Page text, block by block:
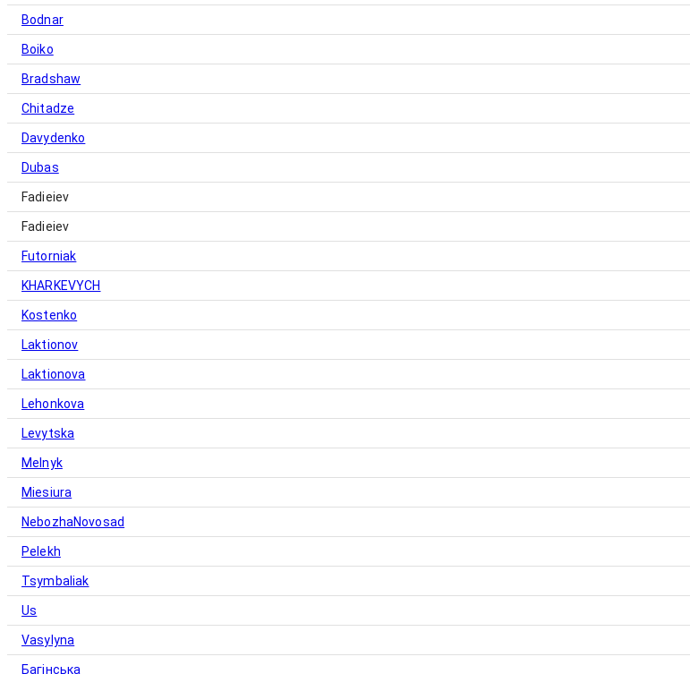
Bodnar
Boiko
Bradshaw
Chitadze
Davydenko
Dubas
Fadieiev
Fadieiev
Futorniak
KHARKEVYCH
Kostenko
Laktionov
Laktionova
Lehonkova
Levytska
Melnyk
Miesiura
NebozhaNovosad
Pelekh
Tsymbaliak
Us
Vasylyna
Багінська